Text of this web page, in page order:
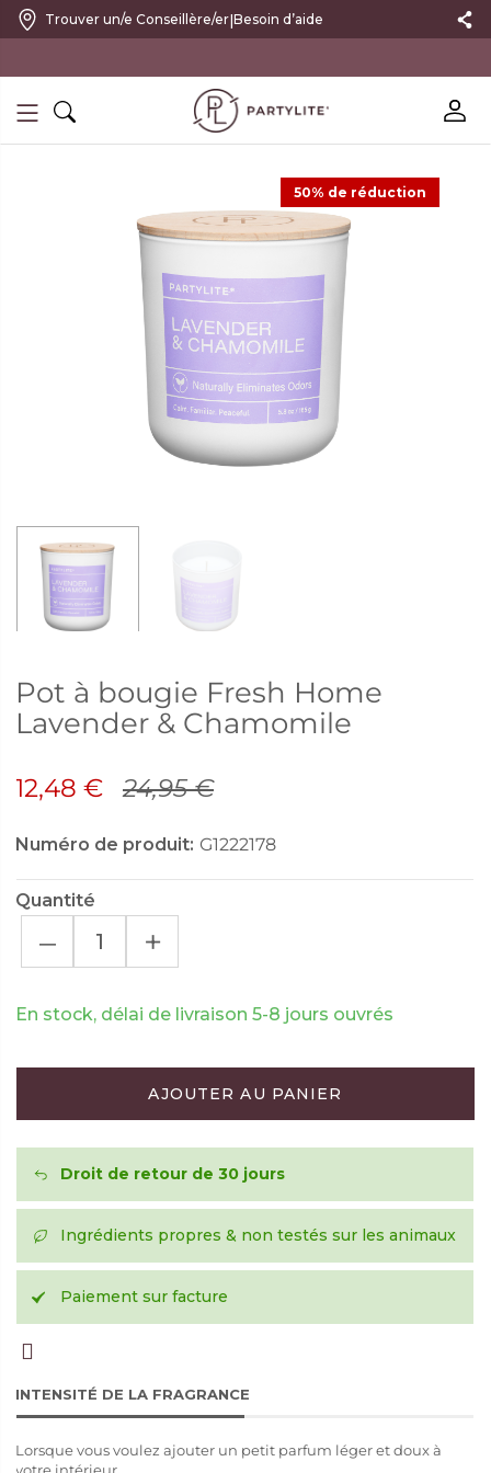
Trouver un/e Conseillère/er|Besoin d’aide
50% de réduction
Pot à bougie Fresh Home
Lavender & Chamomile
12,48 € 24,95 €
Numéro de produit: G1222178
Quantité
– +
En stock, délai de livraison 5-8 jours ouvrés
AJOUTER AU PANIER
Droit de retour de 30 jours
Ingrédients propres & non testés sur les animaux
Paiement sur facture
INTENSITÉ DE LA FRAGRANCE
Lorsque vous voulez ajouter un petit parfum léger et doux à